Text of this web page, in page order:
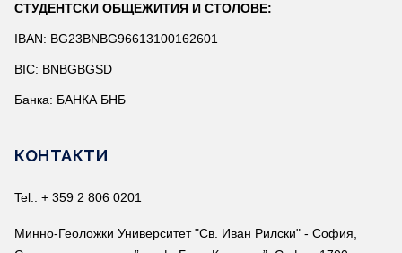
СТУДЕНТСКИ ОБЩЕЖИТИЯ И СТОЛОВЕ:
IBAN: BG23BNBG96613100162601
BIC: BNBGBGSD
Банка: БАНКА БНБ
КОНТАКТИ
Tel.: + 359 2 806 0201
Минно-Геоложки Университет "Св. Иван Рилски" - София,